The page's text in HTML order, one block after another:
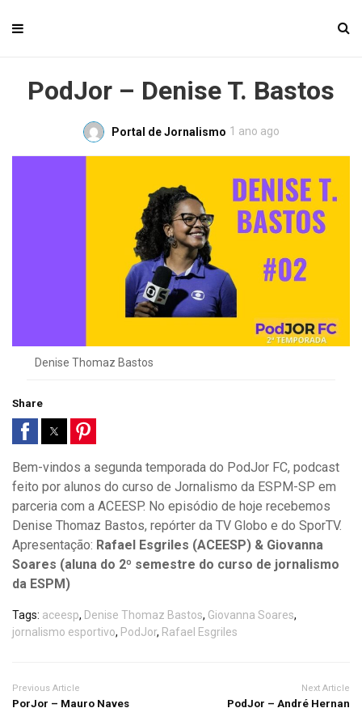
PodJor – Denise T. Bastos
Portal de Jornalismo 1 ano ago
Denise Thomaz Bastos
Share
Bem-vindos a segunda temporada do PodJor FC, podcast
feito por alunos do curso de Jornalismo da ESPM-SP em
parceria com a ACEESP. No episódio de hoje recebemos
Denise Thomaz Bastos, repórter da TV Globo e do SporTV.
Apresentação: Rafael Esgriles (ACEESP) & Giovanna
Soares (aluna do 2º semestre do curso de jornalismo
da ESPM)
Tags: aceesp, Denise Thomaz Bastos, Giovanna Soares,
jornalismo esportivo, PodJor, Rafael Esgriles
Previous Article
PorJor – Mauro Naves
Next Article
PodJor – André Hernan